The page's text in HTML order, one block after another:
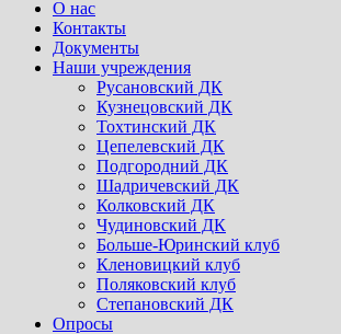
Menu
О нас
Контакты
Документы
Наши учреждения
Русановский ДК
Кузнецовский ДК
Тохтинский ДК
Цепелевский ДК
Подгородний ДК
Шадричевский ДК
Колковский ДК
Чудиновский ДК
Больше-Юринский клуб
Кленовицкий клуб
Поляковский клуб
Степановский ДК
Опросы